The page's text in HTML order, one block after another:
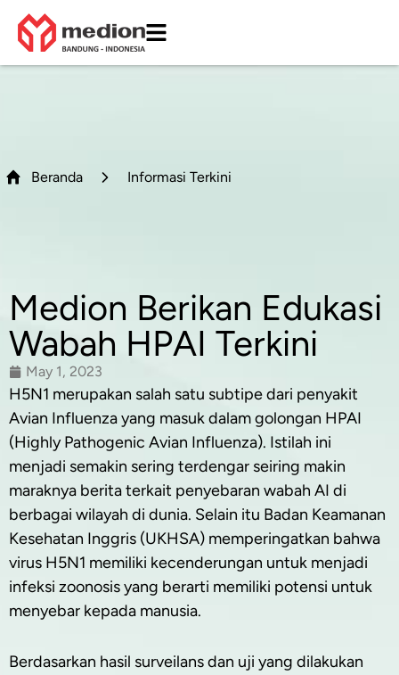
Beranda Informasi Terkini
Medion Berikan Edukasi
Wabah HPAI Terkini
May 1, 2023
H5N1 merupakan salah satu subtipe dari penyakit
Avian Influenza yang masuk dalam golongan HPAI
(Highly Pathogenic Avian Influenza). Istilah ini
menjadi semakin sering terdengar seiring makin
maraknya berita terkait penyebaran wabah AI di
berbagai wilayah di dunia. Selain itu Badan Keamanan
Kesehatan Inggris (UKHSA) memperingatkan bahwa
virus H5N1 memiliki kecenderungan untuk menjadi
infeksi zoonosis yang berarti memiliki potensi untuk
menyebar kepada manusia.
Berdasarkan hasil surveilans dan uji yang dilakukan